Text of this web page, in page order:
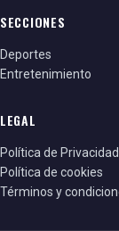
SECCIONES
Deportes
Entretenimiento
LEGAL
Política de Privacidad
Política de cookies
Términos y